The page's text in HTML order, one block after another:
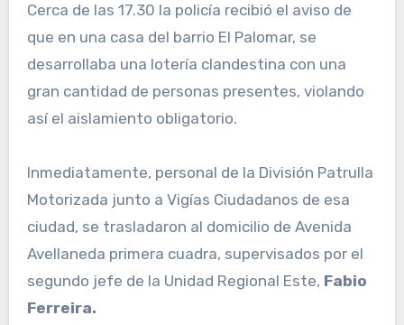
Cerca de las 17.30 la policía recibió el aviso de
que en una casa del barrio El Palomar, se
desarrollaba una lotería clandestina con una
gran cantidad de personas presentes, violando
así el aislamiento obligatorio.
Inmediatamente, personal de la División Patrulla
Motorizada junto a Vigías Ciudadanos de esa
ciudad, se trasladaron al domicilio de Avenida
Avellaneda primera cuadra, supervisados por el
segundo jefe de la Unidad Regional Este, Fabio
Ferreira.